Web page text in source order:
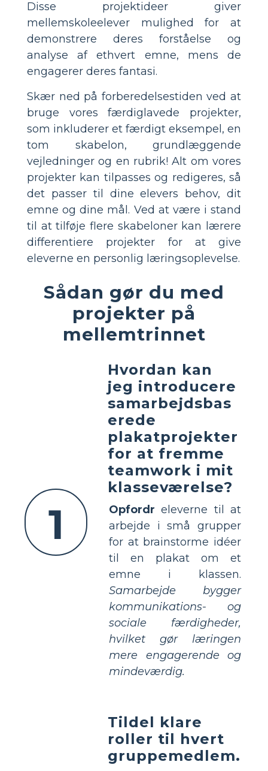
Disse projektideer giver
mellemskoleelever mulighed for at
demonstrere deres forståelse og
analyse af ethvert emne, mens de
engagerer deres fantasi.
Skær ned på forberedelsestiden ved at
bruge vores færdiglavede projekter,
som inkluderer et færdigt eksempel, en
tom skabelon, grundlæggende
vejledninger og en rubrik! Alt om vores
projekter kan tilpasses og redigeres, så
det passer til dine elevers behov, dit
emne og dine mål. Ved at være i stand
til at tilføje flere skabeloner kan lærere
differentiere projekter for at give
eleverne en personlig læringsoplevelse.
Sådan gør du med
projekter på
mellemtrinnet
1
Hvordan kan
jeg introducere
samarbejdsbas
erede
plakatprojekter
for at fremme
teamwork i mit
klasseværelse?
Opfordr eleverne til at
arbejde i små grupper
for at brainstorme idéer
til en plakat om et
emne i klassen.
Samarbejde bygger
kommunikations- og
sociale færdigheder,
hvilket gør læringen
mere engagerende og
mindeværdig.
Tildel klare
roller til hvert
gruppemedlem.